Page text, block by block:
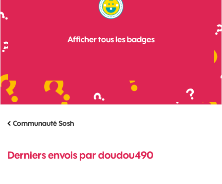
Afficher tous les badges
Communauté Sosh
Derniers envois par doudou490